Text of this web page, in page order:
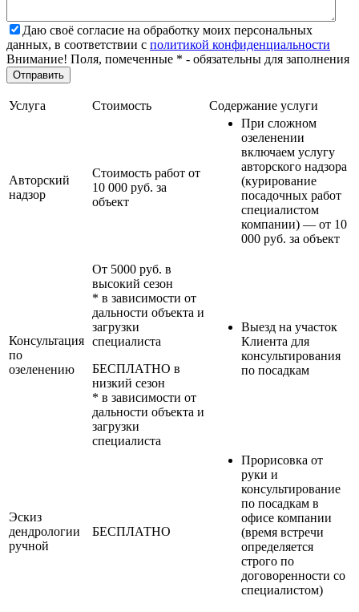
Даю своё согласие на обработку моих персональных
данных, в соответствии с политикой конфиденциальности
Внимание! Поля, помеченные * - обязательны для заполнения
Услуга Стоимость Содержание услуги
Авторский
надзор
Стоимость работ от
10 000 руб. за
объект
При сложном
озеленении
включаем услугу
авторского надзора
(курирование
посадочных работ
специалистом
компании) — от 10
000 руб. за объект
Консультация
по
озеленению
От 5000 руб. в
высокий сезон
* в зависимости от
дальности объекта и
загрузки
специалиста
БЕСПЛАТНО в
низкий сезон
* в зависимости от
дальности объекта и
загрузки
специалиста
Выезд на участок
Клиента для
консультирования
по посадкам
Эскиз
дендрологии
ручной
БЕСПЛАТНО
Прорисовка от
руки и
консультирование
по посадкам в
офисе компании
(время встречи
определяется
строго по
договоренности со
специалистом)